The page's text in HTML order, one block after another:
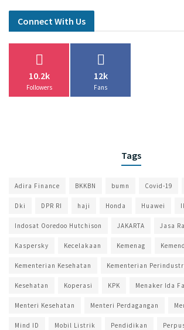
Connect With Us
10.2k
Followers
12k
Fans
Tags
Adira Finance BKKBN bumn Covid-19
Dki DPR RI haji Honda Huawei
Indosat Ooredoo Hutchison JAKARTA Jasa
Kaspersky Kecelakaan Kemenag
Kementerian Kesehatan Kementerian
Kesehatan Koperasi KPK Menaker Ida
Menteri Kesehatan Menteri Perdagangan
Mind ID Mobil Listrik Pendidikan